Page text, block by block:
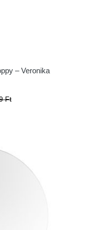
– Veronika
Ft